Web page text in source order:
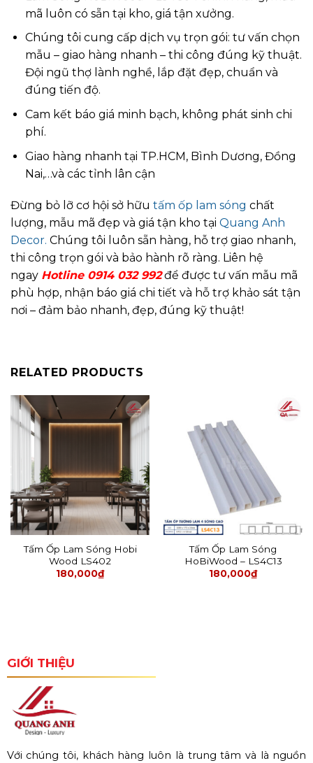
mã luôn có sẵn tại kho, giá tận xưởng.
Chúng tôi cung cấp dịch vụ trọn gói: tư vấn chọn
mẫu – giao hàng nhanh – thi công đúng kỹ thuật.
Đội ngũ thợ lành nghề, lắp đặt đẹp, chuẩn và
đúng tiến độ.
Cam kết báo giá minh bạch, không phát sinh chi
phí.
Giao hàng nhanh tại TP.HCM, Bình Dương, Đồng
Nai,…và các tỉnh lân cận
Đừng bỏ lỡ cơ hội sở hữu tấm ốp lam sóng chất
lượng, mẫu mã đẹp và giá tận kho tại Quang Anh
Decor. Chúng tôi luôn sẵn hàng, hỗ trợ giao nhanh,
thi công trọn gói và bảo hành rõ ràng. Liên hệ
ngay Hotline 0914 032 992để được tư vấn mẫu mã
phù hợp, nhận báo giá chi tiết và hỗ trợ khảo sát tận
nơi – đảm bảo nhanh, đẹp, đúng kỹ thuật!
RELATED PRODUCTS
Tấm Ốp Lam Sóng Hobi
Wood LS402
180,000₫
Tấm Ốp Lam Sóng
HoBiWood – LS4C13
180,000₫
GIỚI THIỆU
Với chúng tôi, khách hàng luôn là trung tâm và là nguồn